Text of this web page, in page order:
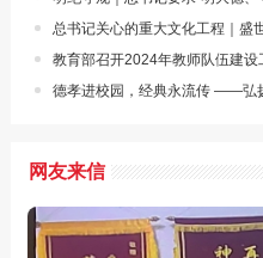
总书记关心的重大文化工程｜盛
教育部召开2024年教师队伍建设
德孝进校园，经典永流传 ——弘扬传
网友来信